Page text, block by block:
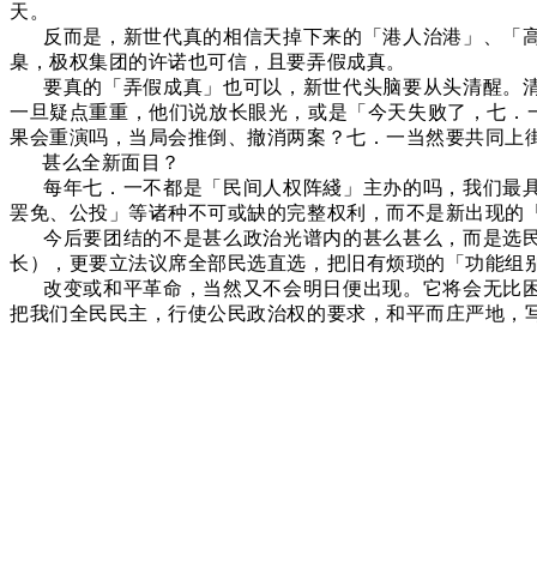
天。
反而是，新世代真的相信天掉下来的「港人治港」、
臬，极权集团的许诺也可信，且要弄假成真。
要真的「弄假成真」也可以，新世代头脑要从头清醒。
一旦疑点重重，他们说放长眼光，或是「今天失败了，七
果会重演吗，当局会推倒、撤消两案？七．一当然要共同上
甚么全新面目？
每年七．一不都是「民间人权阵綫」主办的吗，我们最
罢免、公投」等诸种不可或缺的完整权利，而不是新出现的
今后要团结的不是甚么政治光谱内的甚么甚么，而是选
长），更要立法议席全部民选直选，把旧有烦琐的「功能组
改变或和平革命，当然又不会明日便出现。它将会无比
把我们全民民主，行使公民政治权的要求，和平而庄严地